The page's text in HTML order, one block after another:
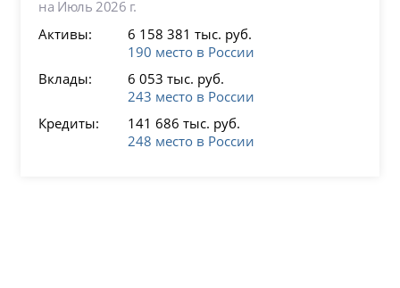
на Июль 2026 г.
Активы:
6 158 381 тыс. руб.
190 место в России
Вклады:
6 053 тыс. руб.
243 место в России
Кредиты:
141 686 тыс. руб.
248 место в России